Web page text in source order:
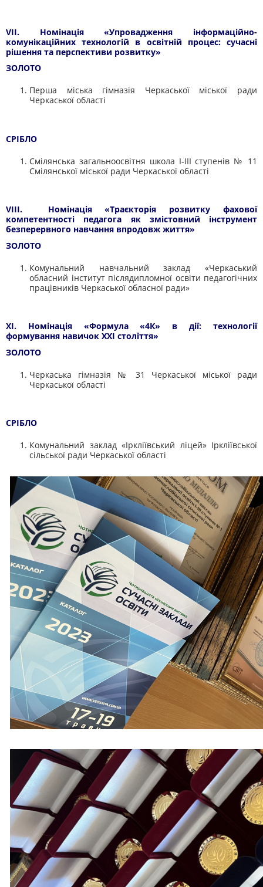
VII. Номінація «Упровадження інформаційно-
комунікаційних технологій в освітній процес: сучасні
рішення та перспективи розвитку»
ЗОЛОТО
Перша міська гімназія Черкаської міської ради
Черкаської області
СРІБЛО
Смілянська загальноосвітня школа I-III ступенів № 11
Смілянської міської ради Черкаської області
VIII. Номінація «Траєкторія розвитку фахової
компетентності педагога як змістовний інструмент
безперервного навчання впродовж життя»
ЗОЛОТО
Комунальний навчальний заклад «Черкаський
обласний інститут післядипломної освіти педагогічних
працівників Черкаської обласної ради»
XI. Номінація «Формула «4К» в дії: технології
формування навичок ХХІ століття»
ЗОЛОТО
Черкаська гімназія № 31 Черкаської міської ради
Черкаської області
СРІБЛО
Комунальний заклад «Іркліївський ліцей» Іркліївської
сільської ради Черкаської області